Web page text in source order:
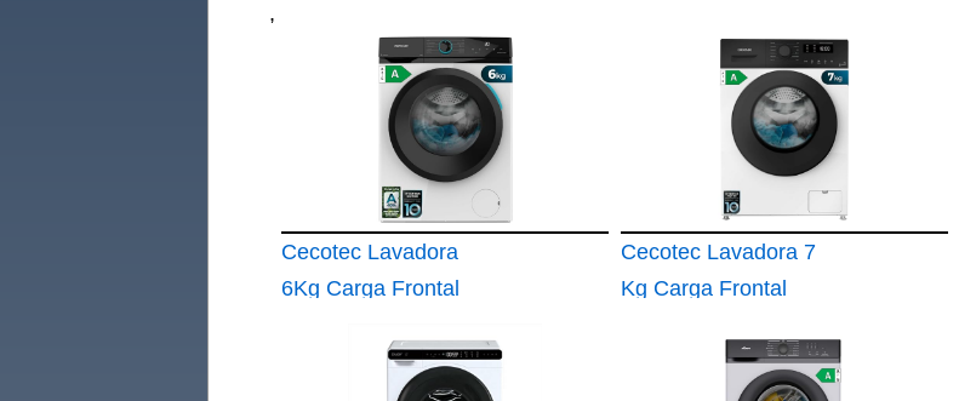
,
Cecotec Lavadora
6Kg Carga Frontal
6160 Inverter
Cecotec Lavadora 7
Kg Carga Frontal
7150 Inverter A